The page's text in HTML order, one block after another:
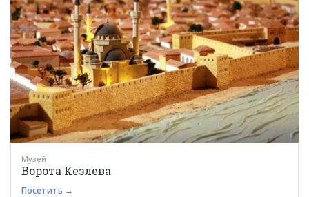
Музей
Ворота Кезлева
Посетить →